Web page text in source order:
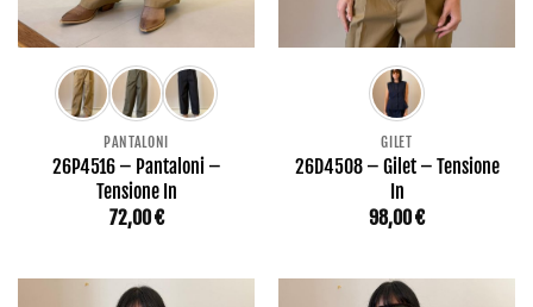
PANTALONI
26P4516 – Pantaloni –
Tensione In
72,00€
GILET
26D4508 – Gilet – Tensione
In
98,00€